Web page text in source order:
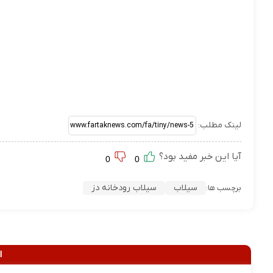
لینک مطلب:
آیا این خبر مفید بود؟
برچسب ها: سیلاب سیلاب رودخانه دز